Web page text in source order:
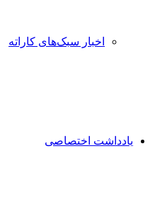
اخبار سبک‌های کاراته
یادداشت اختصاصی